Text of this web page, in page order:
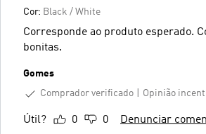
Cor: Black / White
Corresponde ao produto esperado.
bonitas.
Gomes
Comprador verificado
Opinião
Útil? 0 0 Denunciar